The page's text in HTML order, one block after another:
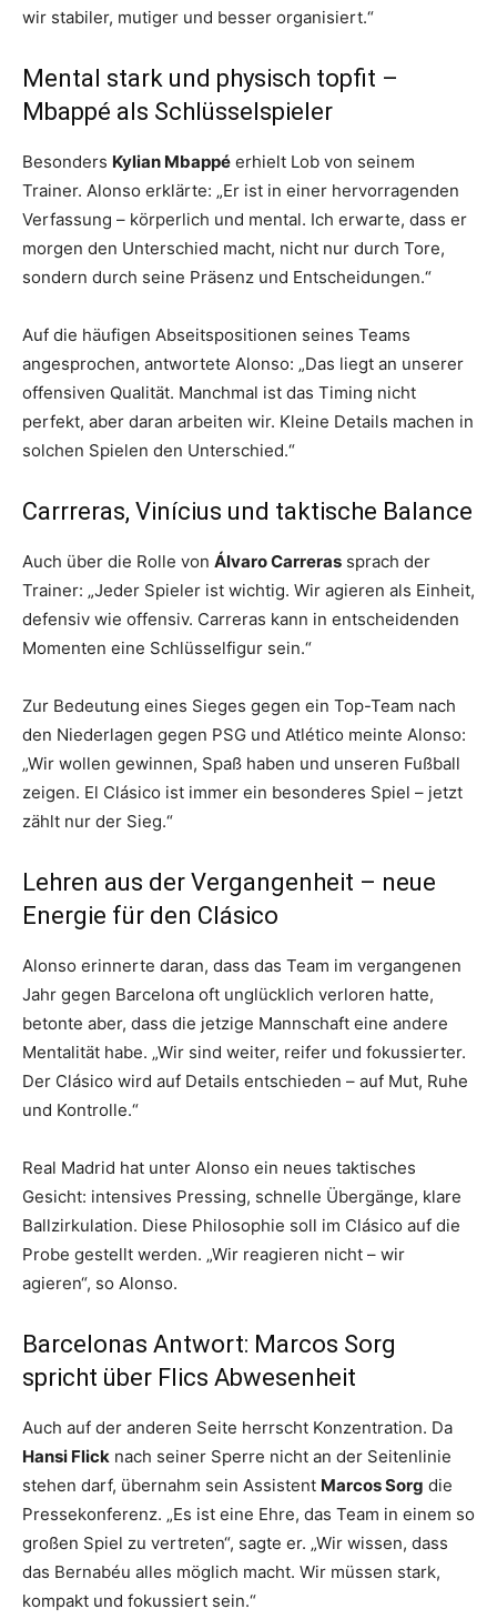
wir stabiler, mutiger und besser organisiert.“
Mental stark und physisch topfit –
Mbappé als Schlüsselspieler
Besonders Kylian Mbappé erhielt Lob von seinem
Trainer. Alonso erklärte: „Er ist in einer hervorragenden
Verfassung – körperlich und mental. Ich erwarte, dass er
morgen den Unterschied macht, nicht nur durch Tore,
sondern durch seine Präsenz und Entscheidungen.“
Auf die häufigen Abseitspositionen seines Teams
angesprochen, antwortete Alonso: „Das liegt an unserer
offensiven Qualität. Manchmal ist das Timing nicht
perfekt, aber daran arbeiten wir. Kleine Details machen in
solchen Spielen den Unterschied.“
Carrreras, Vinícius und taktische Balance
Auch über die Rolle von Álvaro Carreras sprach der
Trainer: „Jeder Spieler ist wichtig. Wir agieren als Einheit,
defensiv wie offensiv. Carreras kann in entscheidenden
Momenten eine Schlüsselfigur sein.“
Zur Bedeutung eines Sieges gegen ein Top-Team nach
den Niederlagen gegen PSG und Atlético meinte Alonso:
„Wir wollen gewinnen, Spaß haben und unseren Fußball
zeigen. El Clásico ist immer ein besonderes Spiel – jetzt
zählt nur der Sieg.“
Lehren aus der Vergangenheit – neue
Energie für den Clásico
Alonso erinnerte daran, dass das Team im vergangenen
Jahr gegen Barcelona oft unglücklich verloren hatte,
betonte aber, dass die jetzige Mannschaft eine andere
Mentalität habe. „Wir sind weiter, reifer und fokussierter.
Der Clásico wird auf Details entschieden – auf Mut, Ruhe
und Kontrolle.“
Real Madrid hat unter Alonso ein neues taktisches
Gesicht: intensives Pressing, schnelle Übergänge, klare
Ballzirkulation. Diese Philosophie soll im Clásico auf die
Probe gestellt werden. „Wir reagieren nicht – wir
agieren“, so Alonso.
Barcelonas Antwort: Marcos Sorg
spricht über Flics Abwesenheit
Auch auf der anderen Seite herrscht Konzentration. Da
Hansi Flick nach seiner Sperre nicht an der Seitenlinie
stehen darf, übernahm sein Assistent Marcos Sorg die
Pressekonferenz. „Es ist eine Ehre, das Team in einem so
großen Spiel zu vertreten“, sagte er. „Wir wissen, dass
das Bernabéu alles möglich macht. Wir müssen stark,
kompakt und fokussiert sein.“